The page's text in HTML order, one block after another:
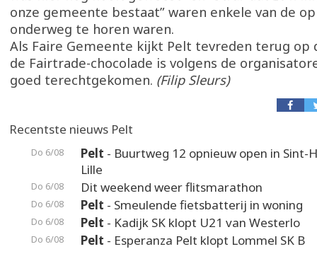
onze gemeente bestaat” waren enkele van de
onderweg te horen waren.
Als Faire Gemeente kijkt Pelt tevreden terug op
de Fairtrade-chocolade is volgens de
goed terechtgekomen. (Filip Sleurs)
Recentste nieuws Pelt
Do 6/08 Pelt - Buurtweg 12 opnieuw open in Sint-
Lille
Do 6/08 Dit weekend weer flitsmarathon
Do 6/08 Pelt - Smeulende fietsbatterij in woning
Do 6/08 Pelt - Kadijk SK klopt U21 van Westerlo
Do 6/08 Pelt - Esperanza Pelt klopt Lommel SK B